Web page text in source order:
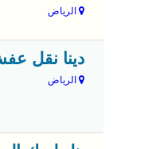
الرياض
دينا نقل عفش
الرياض